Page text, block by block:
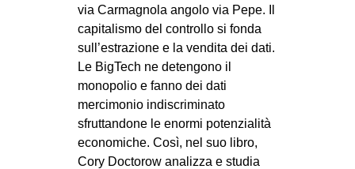
ESTREMO ORIENTE
EUROPA
MEDIO ORIENTE
MONDO
EVENTI
in
via Carmagnola angolo via Pepe. Il
capitalismo del controllo si fonda
sull’estrazione e la vendita dei dati.
Le BigTech ne detengono il
monopolio e fanno dei dati
mercimonio indiscriminato
sfruttandone le enormi potenzialità
economiche. Così, nel suo libro,
Cory Doctorow analizza e studia